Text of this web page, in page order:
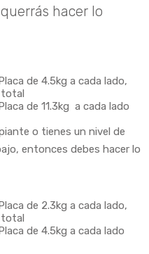
hacer lo
de 4.5kg a cada lado,
total
de 11.3kg a cada lado
o tienes un nivel de
entonces debes hacer lo
de 2.3kg a cada lado,
total
de 4.5kg a cada lado